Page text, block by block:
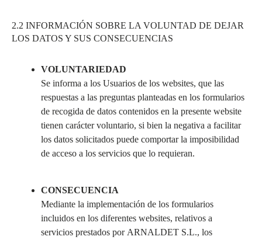
2.2 INFORMACIÓN SOBRE LA VOLUNTAD DE DEJAR
LOS DATOS Y SUS CONSECUENCIAS
VOLUNTARIEDAD
Se informa a los Usuarios de los websites, que las
respuestas a las preguntas planteadas en los formularios
de recogida de datos contenidos en la presente website
tienen carácter voluntario, si bien la negativa a facilitar
los datos solicitados puede comportar la imposibilidad
de acceso a los servicios que lo requieran.
CONSECUENCIA
Mediante la implementación de los formularios
incluidos en los diferentes websites, relativos a
servicios prestados por ARNALDET S.L., los